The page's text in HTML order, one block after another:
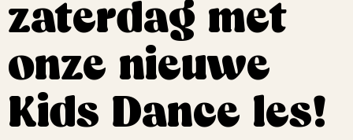
zaterdag met
onze nieuwe
Kids Dance les!